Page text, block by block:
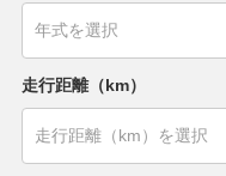
走行距離（km）